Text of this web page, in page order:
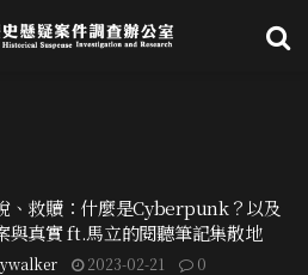
、救贖：什麼是Cyberpunk？以及
與真實 ft.馬立的閱聽筆記集散地
2023-02-21 0